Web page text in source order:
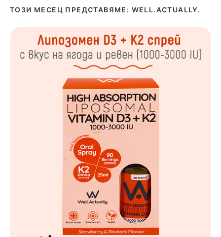
ТОЗИ МЕСЕЦ ПРЕДСТАВЯМЕ: WELL.ACTUALLY.